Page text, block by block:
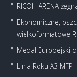
RICOH ARENA
Ekonomiczne,
wielkoformatowe
Medal Europejski
Linia Roku A3 MFP